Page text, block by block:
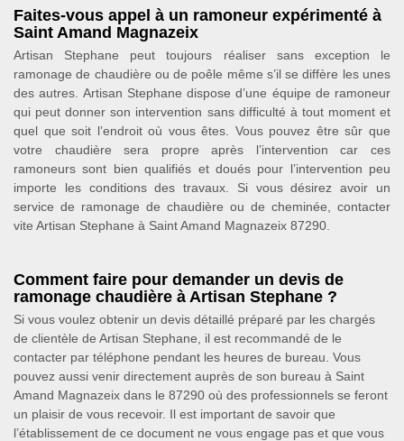
Faites-vous appel à un ramoneur expérimenté à
Saint Amand Magnazeix
Artisan Stephane peut toujours réaliser sans exception le
ramonage de chaudière ou de poêle même s’il se diffère les unes
des autres. Artisan Stephane dispose d’une équipe de ramoneur
qui peut donner son intervention sans difficulté à tout moment et
quel que soit l’endroit où vous êtes. Vous pouvez être sûr que
votre chaudière sera propre après l’intervention car ces
ramoneurs sont bien qualifiés et doués pour l’intervention peu
importe les conditions des travaux. Si vous désirez avoir un
service de ramonage de chaudière ou de cheminée, contacter
vite Artisan Stephane à Saint Amand Magnazeix 87290.
Comment faire pour demander un devis de
ramonage chaudière à Artisan Stephane ?
Si vous voulez obtenir un devis détaillé préparé par les chargés
de clientèle de Artisan Stephane, il est recommandé de le
contacter par téléphone pendant les heures de bureau. Vous
pouvez aussi venir directement auprès de son bureau à Saint
Amand Magnazeix dans le 87290 où des professionnels se feront
un plaisir de vous recevoir. Il est important de savoir que
l’établissement de ce document ne vous engage pas et que vous